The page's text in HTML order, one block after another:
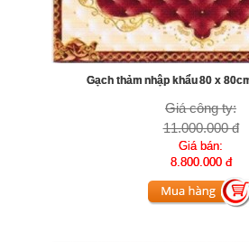
Gạch thảm nhập khẩu 80 x
Giá công ty:
11.000.000 đ
Giá bán:
8.800.000 đ